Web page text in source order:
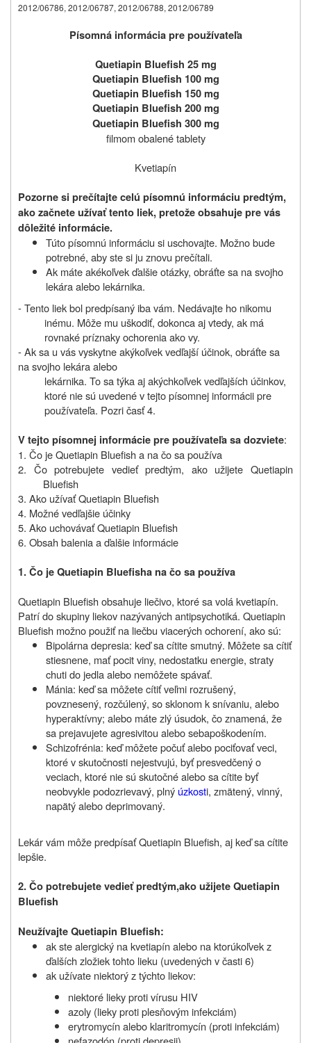
2012/06786, 2012/06787, 2012/06788, 2012/06789
Písomná informácia pre používateľa
Quetiapin Bluefish 25 mg
Quetiapin Bluefish 100 mg
Quetiapin Bluefish 150 mg
Quetiapin Bluefish 200 mg
Quetiapin Bluefish 300 mg
filmom obalené tablety
Kvetiapín
Pozorne si prečítajte celú písomnú informáciu predtým,
ako začnete užívaťtento liek, pretože obsahuje pre vás
dôležité informácie.
Túto písomnú informáciu si uschovajte. Možno bude
potrebné, aby ste si ju znovu prečítali.
Ak máte akékoľvek ďalšie otázky, obráťte sa na svojho
lekára alebo lekárnika.
- Tento liek bol predpísaný iba vám. Nedávajte ho nikomu
inému. Môže mu uškodiť, dokonca aj vtedy, ak má
rovnaké príznaky ochorenia ako vy.
- Ak sa u vás vyskytne akýkoľvek vedľajší účinok, obráťte sa
na svojho lekára alebo
lekárnika. To sa týka aj akýchkoľvek vedľajších účinkov,
ktoré nie sú uvedené v tejto písomnej informácii pre
používateľa. Pozri časť 4.
V tejto písomnej informácie pre používateľa sa dozviete:
1. Čo je Quetiapin Bluefish a na čo sa používa
2. Čo potrebujete vedieť predtým, ako užijete Quetiapin
Bluefish
3. Ako užívať Quetiapin Bluefish
4. Možné vedľajšie účinky
5. Ako uchovávať Quetiapin Bluefish
6. Obsah balenia a ďalšie informácie
1. Čo jeQuetiapin Bluefisha na čo sa používa
Quetiapin Bluefish obsahuje liečivo, ktoré sa volá kvetiapín.
Patrí do skupiny liekov nazývaných antipsychotiká. Quetiapin
Bluefish možno použiť na liečbu viacerých ochorení, ako sú:
Bipolárna depresia: keď sa cítite smutný. Môžete sa cítiť
stiesnene, mať pocit viny, nedostatku energie, straty
chuti do jedla alebo nemôžete spávať.
Mánia: keď sa môžete cítiť veľmi rozrušený,
povznesený, rozčúlený, so sklonom k snívaniu, alebo
hyperaktívny; alebo máte zlý úsudok, čo znamená, že
sa prejavujete agresivitou alebo sebapoškodením.
Schizofrénia: keď môžete počuť alebo pociťovať veci,
ktoré v skutočnosti nejestvujú, byť presvedčený o
veciach, ktoré nie sú skutočné alebo sa cítite byť
neobvykle podozrievavý, plný úzkosti, zmätený, vinný,
napätý alebo deprimovaný.
Lekár vám môže predpísať Quetiapin Bluefish, aj keď sa cítite
lepšie.
2.Čo potrebujete vedieť predtým,ako užijeteQuetiapin
Bluefish
NeužívajteQuetiapin Bluefish:
ak ste alergický na kvetiapín alebo na ktorúkoľvek z
ďalších zložiek tohto lieku (uvedených v časti 6)
ak užívate niektorý z týchto liekov:
niektoré lieky proti vírusu HIV
azoly (lieky proti plesňovým infekciám)
erytromycín alebo klaritromycín (proti infekciám)